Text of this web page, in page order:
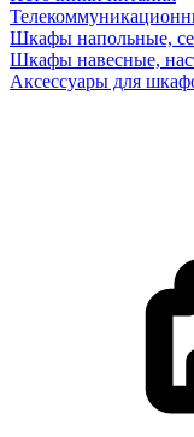
Шкафы напольные,
Шкафы навесные,
Аксессуары для